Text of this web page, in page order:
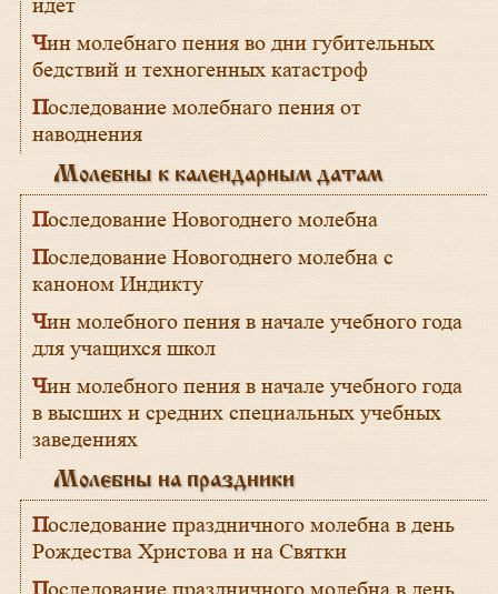
идет
Чин молебнаго пения во дни губительных
бедствий и техногенных катастроф
Последование молебнаго пения от
наводнения
Молебны к календарным датам
Последование Новогоднего молебна
Последование Новогоднего молебна с
каноном Индикту
Чин молебного пения в начале учебного года
для учащихся школ
Чин молебного пения в начале учебного года
в высших и средних специальных учебных
заведениях
Молебны на праздники
Последование праздничного молебна в день
Рождества Христова и на Святки